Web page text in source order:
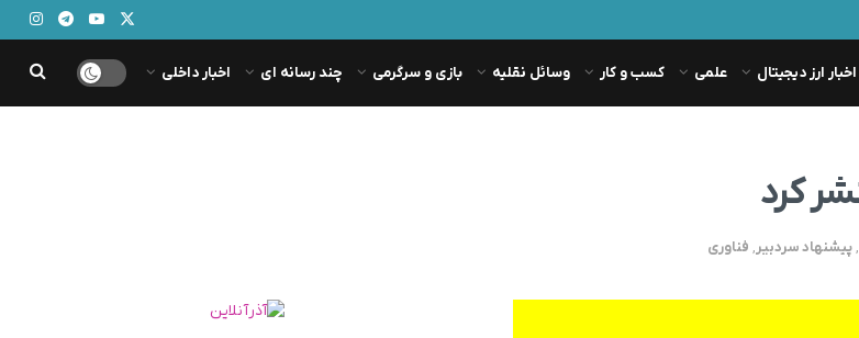
اخبار ارز دیجیتال علمی کسب و کار وسائل نقلیه بازی و سرگرمی چند رسانه ای اخبار داخلی
,پیشنهاد سردبیر, فناوری